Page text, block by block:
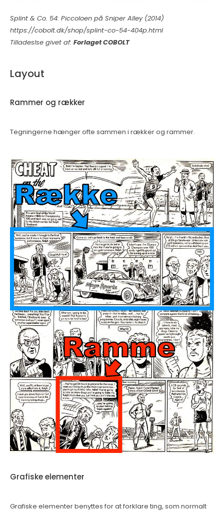
Splint & Co. 54: Piccoloen på Sniper Alley (2014)
https://cobolt.dk/shop/splint-co-54-404p.html
Tilladeslse givet af: Forlaget COBOLT
Layout
Rammer og rækker
Tegningerne hænger ofte sammen i rækker og rammer.
Grafiske elementer
Grafiske elementer benyttes for at forklare ting, som normalt